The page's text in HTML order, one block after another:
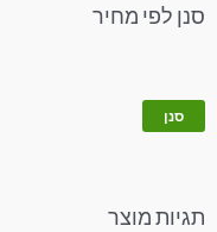
סנן לפי מחיר
סנן
תגיות מוצר